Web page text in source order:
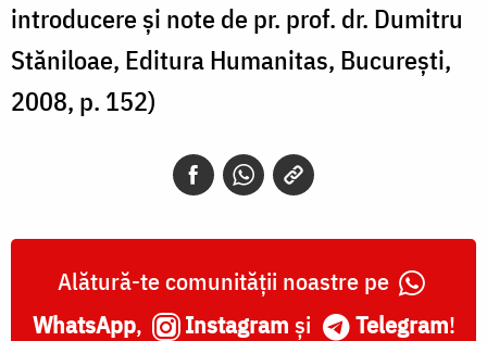
introducere şi note de pr. prof. dr. Dumitru
Stăniloae, Editura Humanitas, Bucureşti,
2008, p. 152)
Alătură-te comunității noastre pe
WhatsApp, Instagram și Telegram!